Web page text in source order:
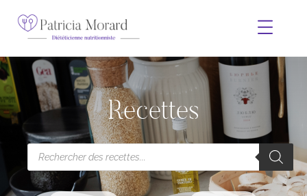
Recettes